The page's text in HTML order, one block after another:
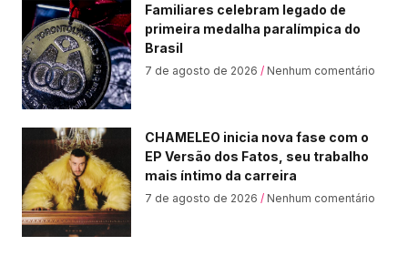
Familiares celebram legado de
primeira medalha paralímpica do
Brasil
7 de agosto de 2026 Nenhum comentário
CHAMELEO inicia nova fase com o
EP Versão dos Fatos, seu trabalho
mais íntimo da carreira
7 de agosto de 2026 Nenhum comentário